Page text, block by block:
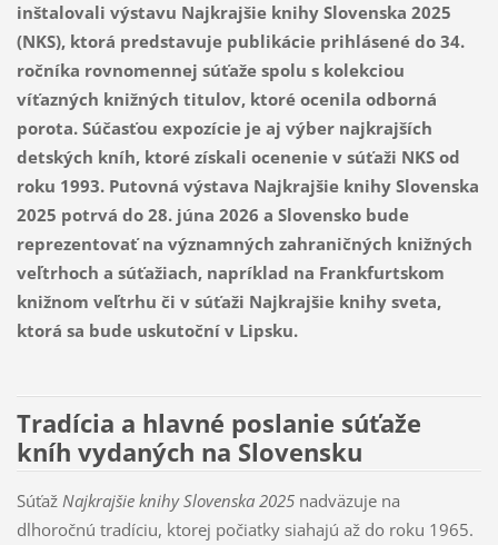
inštalovali výstavu Najkrajšie knihy Slovenska 2025
(NKS), ktorá predstavuje publikácie prihlásené do 34.
ročníka rovnomennej súťaže spolu s kolekciou
víťazných knižných titulov, ktoré ocenila odborná
porota. Súčasťou expozície je aj výber najkrajších
detských kníh, ktoré získali ocenenie v súťaži NKS od
roku 1993. Putovná výstava Najkrajšie knihy Slovenska
2025 potrvá do 28. júna 2026 a Slovensko bude
reprezentovať na významných zahraničných knižných
veľtrhoch a súťažiach, napríklad na Frankfurtskom
knižnom veľtrhu či v súťaži Najkrajšie knihy sveta,
ktorá sa bude uskutoční v Lipsku.
Tradícia a hlavné poslanie súťaže
kníh vydaných na Slovensku
Súťaž Najkrajšie knihy Slovenska 2025nadväzuje na
dlhoročnú tradíciu, ktorej počiatky siahajú až do roku 1965.